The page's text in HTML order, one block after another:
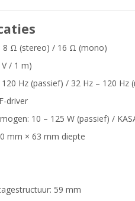
8 Ω (stereo) / 16 Ω (mono)
/ 1 m)
Hz (passief) / 32 Hz – 120 Hz
driver
10 – 125 W (passief) /
mm × 63 mm diepte
59 mm